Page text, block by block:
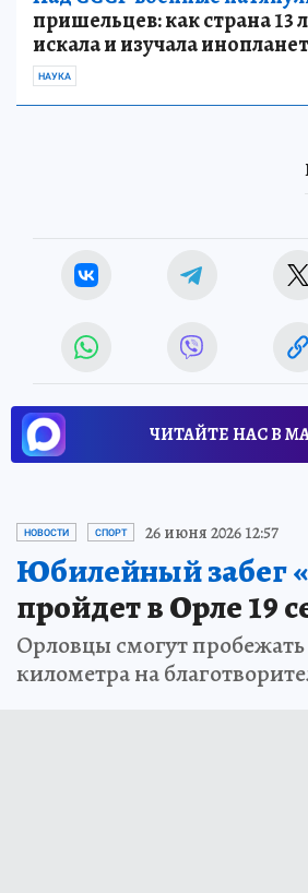
пришельцев: как страна 13
искала и изучала
НАУКА
ЧИТАЙТЕ НАС В
НОВОСТИ СПОРТ 26 июня 2026 12:57
Юбилейный забег
пройдет в Орле 19
Орловцы смогут пробежать
километра на